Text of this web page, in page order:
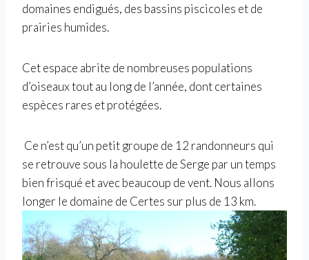
domaines endigués, des bassins piscicoles et de
prairies humides.
Cet espace abrite de nombreuses populations
d’oiseaux tout au long de l’année, dont certaines
espèces rares et protégées.
Ce n’est qu’un petit groupe de 12 randonneurs qui
se retrouve sous la houlette de Serge par un temps
bien frisqué et avec beaucoup de vent. Nous allons
longer le domaine de Certes sur plus de 13 km.